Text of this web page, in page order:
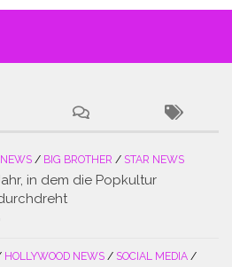
/ BIG BROTHER / STAR NEWS
in dem die Popkultur
HOLLYWOOD NEWS / SOCIAL MEDIA /